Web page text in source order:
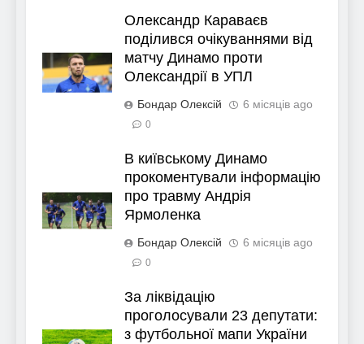
Олександр Караваєв
поділився очікуваннями від
матчу Динамо проти
Олександрії в УПЛ
Бондар Олексій 6 місяців ago
0
В київському Динамо
прокоментували інформацію
про травму Андрія
Ярмоленка
Бондар Олексій 6 місяців ago
0
За ліквідацію
проголосували 23 депутати:
з футбольної мапи України